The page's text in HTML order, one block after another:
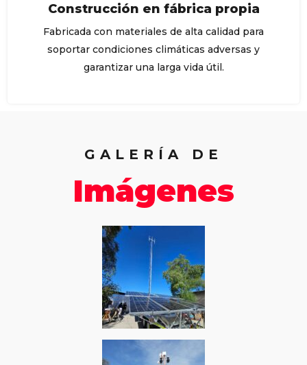
Construcción en fábrica propia
Fabricada con materiales de alta calidad para
soportar condiciones climáticas adversas y
garantizar una larga vida útil.
GALERÍA DE
Imágenes